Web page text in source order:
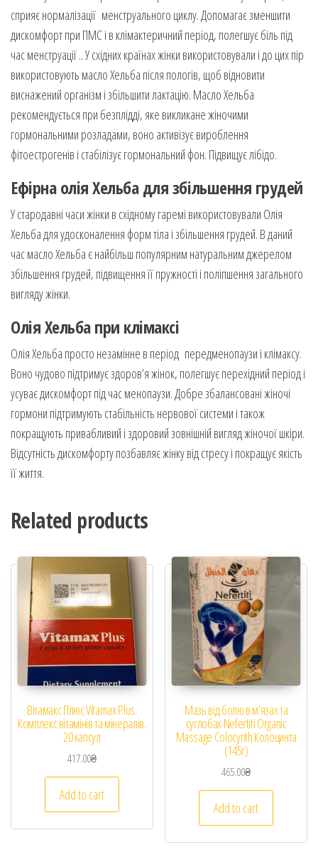
сприяє нормалізації менструального циклу. Допомагає зменшити
дискомфорт при ПМС і в клімактеричний період, полегшує біль під
час менструації .. У східних країнах жінки використовували і до цих пір
використовують масло Хельба після пологів, щоб відновити
виснажений організм і збільшити лактацію. Масло Хельба
рекомендується при безплідді, яке викликане жіночими
гормональними розладами, воно активізує вироблення
фітоестрогенів і стабілізує гормональний фон. Підвищує лібідо.
Ефірна олія Хельба для збільшення грудей
У стародавні часи жінки в східному гаремі використовували Олія
Хельба для удосконалення форм тіла і збільшення грудей. В даний
час масло Хельба є найбільш популярним натуральним джерелом
збільшення грудей, підвищення її пружності і поліпшення загального
вигляду жінки.
Олія Хельба при клімаксі
Олія Хельба просто незамінне в період передменопаузи і клімаксу.
Воно чудово підтримує здоров’я жінок, полегшує перехідний період і
усуває дискомфорт під час менопаузи. Добре збалансовані жіночі
гормони підтримують стабільність нервової системи і також
покращують привабливий і здоровий зовнішній вигляд жіночої шкіри.
Відсутність дискомфорту позбавляє жінку від стресу і покращує якість
її життя.
Related products
Вітамакс Плюс Vitamax Plus.
Комплекс вітамінів та мінералів.
20 капсул
417.00₴
Add to cart
Мазь від болю в м’язах та
суглобах Nefertiti Organic
Massage Colocynth Колоцинта
(145г)
465.00₴
Add to cart